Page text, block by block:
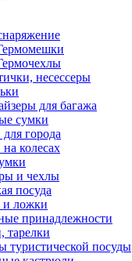
несессеры
для багажа
сумки
города
колесах
и чехлы
посуда
ложки
принадлежности
тарелки
туристической посуды